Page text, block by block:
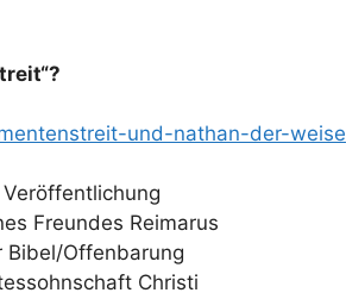
und-nathan-der-weise
Freundes Reimarus
Bibel/Offenbarung
Christi